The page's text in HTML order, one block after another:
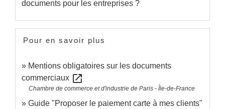
documents pour les entreprises ?
Pour en savoir plus
Mentions obligatoires sur les documents
commerciaux open_in_new
Chambre de commerce et d'industrie de Paris - Île-de-France
Guide "Proposer le paiement carte à mes clients"